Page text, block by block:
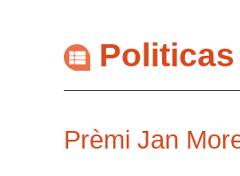
Prèmi Jan